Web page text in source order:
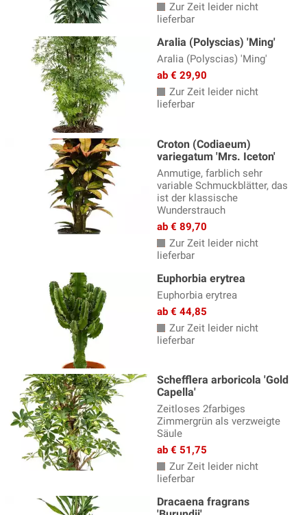
Zur Zeit leider nicht
lieferbar
Aralia (Polyscias) 'Ming'
Aralia (Polyscias) 'Ming'
ab € 29,90
Zur Zeit leider nicht
lieferbar
Croton (Codiaeum)
variegatum 'Mrs. Iceton'
Anmutige, farblich sehr
variable Schmuckblätter, das
ist der klassische
Wunderstrauch
ab € 89,70
Zur Zeit leider nicht
lieferbar
Euphorbia erytrea
Euphorbia erytrea
ab € 44,85
Zur Zeit leider nicht
lieferbar
Schefflera arboricola 'Gold
Capella'
Zeitloses 2farbiges
Zimmergrün als verzweigte
Säule
ab € 51,75
Zur Zeit leider nicht
lieferbar
Dracaena fragrans